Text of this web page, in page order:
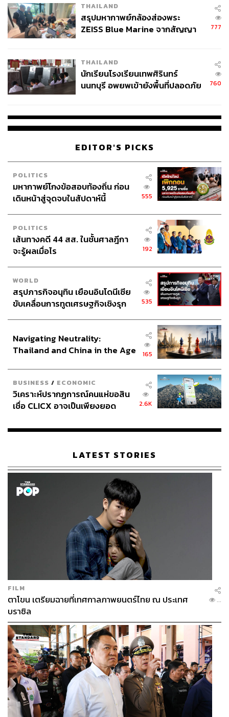
ส่วนเรื่องที่นายกฯ เชิญให้มาช่วยงาน โดยตนเองอยากจะช่วย
ไม่ใช่แค่เรื่องการท่องเที่ยว แต่รวมถึงเรื่องความเป็นไทย ให้
เป็นประโยชน์ให้กับประเทศไทย
มารีญาเปิดใจด้วยว่า การต้อนรับจากคนไทยทำให้รู้สึกอบอุ่น
มาก ทำให้มารีญารักเมืองไทยมากขึ้น รักคนไทยมากขึ้น เมื่อ
เรารู้สึกน้อยใจและรู้สึกเศร้า การมีคนให้กำลังใจและความ
รักถือเป็นสิ่งที่สำคัญ ได้เห็นว่าคนไทยสนับสนุนเราจริงๆ แม้
เราจะทำไม่ได้อย่างที่คนไทยคาดหวัง
ส่วนโครงการ Social Movement เรื่องคุณแม่วัยใส หรือการ
ท้องก่อนวัยอันควรที่ตั้งใจจะทำนั้น ตอนนี้อยากคุยกับ
UNFPA (United Nations Population Fund) ก่อน เพราะเป็น
องค์กรที่ให้ความรู้มากเกี่ยวกับเรื่องนี้ จึงอยากคุยกันก่อนว่า
จะมุ่งหน้าไปในทิศทางไหน
THAILAND
สรุปมหากาพย์กล้องส่องพระ
ZEISS Blue Marine จากสัญญา
จ่ายหนี้-แอบระบุแบรนด์
777
THAILAND
นักเรียนโรงเรียนเทพศิรินทร์
นนทบุรี อพยพเข้ายังพื้นที่ปลอดภัย
760
EDITOR'S PICKS
POLITICS
มหากาพย์โกงข้อสอบท้องถิ่น ก่อน
เดินหน้าสู่จุดจบในสัปดาห์นี้
555
POLITICS
เส้นทางคดี 44 สส. ในชั้นศาลฎีกา
จะรู้ผลเมื่อไร
192
WORLD
สรุปภารกิจอนุทิน เยือนอินโดนีเซีย
ขับเคลื่อนการทูตเศรษฐกิจเชิงรุก
535
Navigating Neutrality:
Thailand and China in the Age
165
BUSINESS / ECONOMIC
วิเคราะห์ปรากฏการณ์คนแห่ขอสิน
เชื่อ CLICX อาจเป็นเพียงยอด
เรือนไทยที่ถูกซุกไว้
2.6K
LATEST STORIES
FILM
ตาโขน เตรียมฉายที่เทศกาลภาพยนตร์ไทย ณ ประเทศ
บราซิล
...